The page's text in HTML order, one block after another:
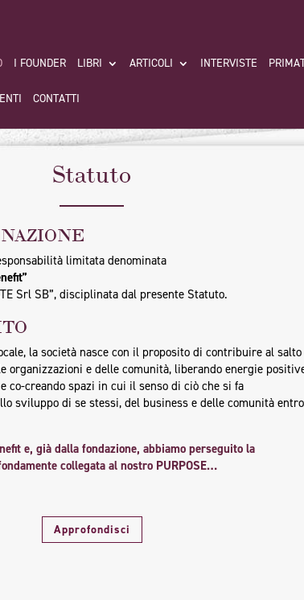
I FOUNDER LIBRI ARTICOLI INTERVISTE
CONTATTI
Statuto
limitata denominata
Srl SB”, disciplinata dal presente Statuto.
la società nasce con il proposito di contribuire al salto
organizzazioni e delle comunità, liberando energie
co-creando spazi in cui il senso di ciò che si fa
sviluppo di se stessi, del business e delle comunità
e, già dalla fondazione, abbiamo perseguito la
collegata al nostro PURPOSE…
Approfondisci